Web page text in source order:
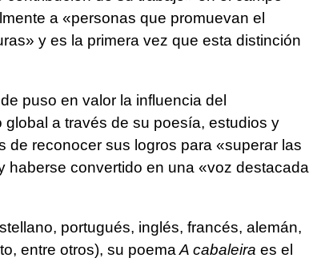
a «personas que promuevan el
y es la primera vez que esta distinción
puso en valor la influencia del
a través de su poesía, estudios y
de reconocer sus logros para «superar las
haberse convertido en una «voz destacada
portugués, inglés, francés, alemán,
entre otros), su poema A cabaleira es el